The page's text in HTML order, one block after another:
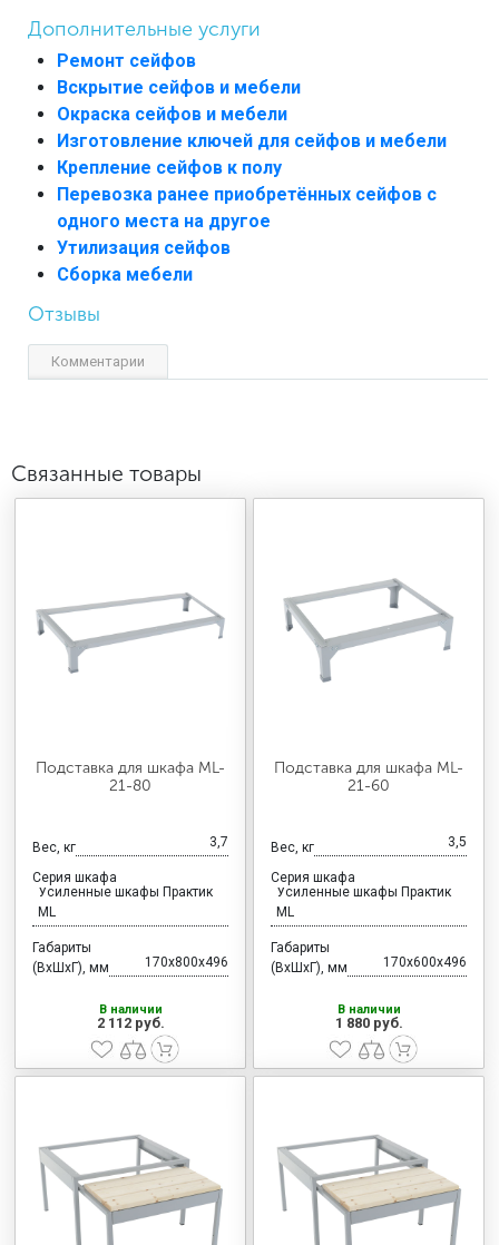
Дополнительные услуги
Ремонт сейфов
Вскрытие сейфов и мебели
Окраска сейфов и мебели
Изготовление ключей для сейфов и мебели
Крепление сейфов к полу
Перевозка ранее приобретённых сейфов с
одного места на другое
Утилизация сейфов
Сборка мебели
Отзывы
Комментарии
Связанные товары
Подставка для шкафа ML-
21-80
Вес, кг 3,7
Серия шкафа
Усиленные шкафы Практик
ML
Габариты
(ВхШхГ), мм
170x800x496
В наличии
2 112 руб.
Подставка для шкафа ML-
21-60
Вес, кг 3,5
Серия шкафа
Усиленные шкафы Практик
ML
Габариты
(ВхШхГ), мм
170x600x496
В наличии
1 880 руб.